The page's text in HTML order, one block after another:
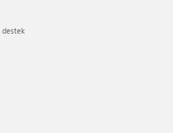
destek